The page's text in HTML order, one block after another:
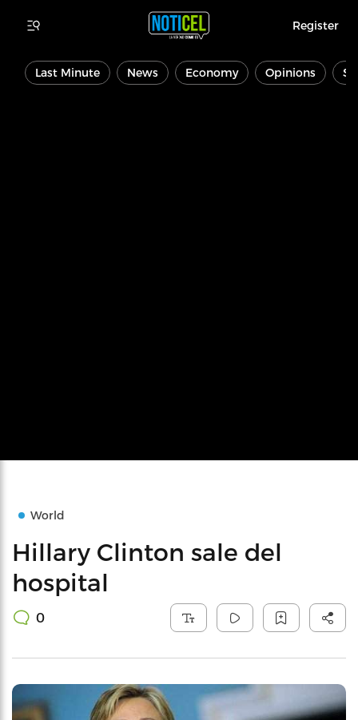
Register
Last Minute News Economy Opinions
World
Hillary Clinton sale del
hospital
0